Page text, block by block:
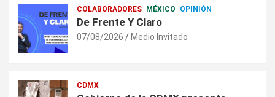
COLABORADORES MÉXICO OPINIÓN
De Frente Y Claro
07/08/2026 Medio Invitado
CDMX